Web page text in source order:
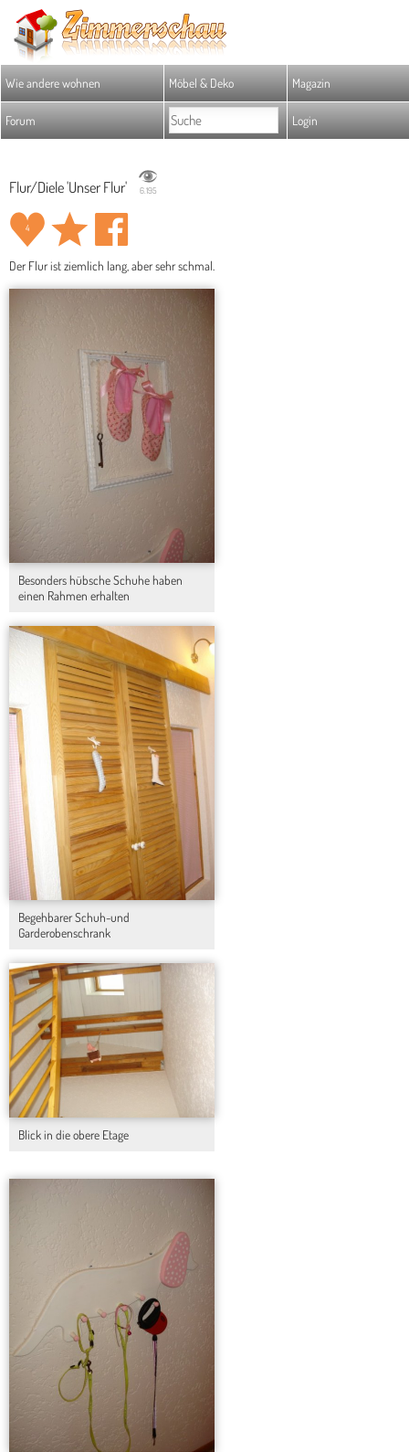
Wie andere wohnen Möbel & Deko Magazin
Forum Login
Flur/Diele 'Unser Flur' 6.195
4
Der Flur ist ziemlich lang, aber sehr schmal.
Besonders hübsche Schuhe haben
einen Rahmen erhalten
Begehbarer Schuh-und
Garderobenschrank
Blick in die obere Etage